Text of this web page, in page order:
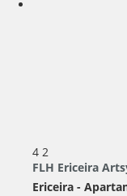
4 2
FLH Ericeira
Ericeira -